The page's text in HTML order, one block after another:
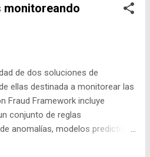
está preguntando si los
de Google y de Apple no
sin atraer algo de atención en
La pregunta es si la compañía
de acuerdo a las reglas en el
esta posición. Lo último
de "no hagas el mal" quiere
monitoreando
de dos soluciones de
ellas destinada a monitorear las
Fraud Framework incluye
conjunto de reglas
anomalías, modelos predictivos